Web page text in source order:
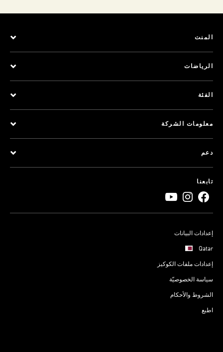
المنت
الرياضات
الفئة
معلومات الشركة
دعم
تابعنا
إعدادات البيانات
Qatar
إعدادات ملفات الكوكيز
سياسة الخصوصيّة
الشروط والأحكام
اطبع